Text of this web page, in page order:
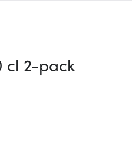
cl 2-pack